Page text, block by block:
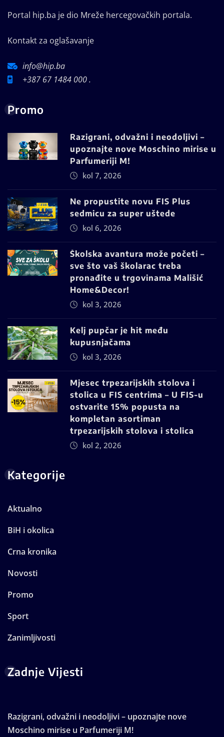
Portal hip.ba je dio Mreže hercegovačkih portala.
Kontakt za oglašavanje
info@hip.ba
+387 67 1484 000 .
Promo
Razigrani, odvažni i neodoljivi –
upoznajte nove Moschino mirise u
Parfumeriji M!
kol 7, 2026
Ne propustite novu FIS Plus
sedmicu za super uštede
kol 6, 2026
Školska avantura može početi –
sve što vaš školarac treba
pronađite u trgovinama Mališić
Home&Decor!
kol 3, 2026
Kelj pupčar je hit među
kupusnjačama
kol 3, 2026
Mjesec trpezarijskih stolova i
stolica u FIS centrima – U FIS-u
ostvarite 15% popusta na
kompletan asortiman
trpezarijskih stolova i stolica
kol 2, 2026
Kategorije
Aktualno
BiH i okolica
Crna kronika
Novosti
Promo
Sport
Zanimljivosti
Zadnje Vijesti
Razigrani, odvažni i neodoljivi – upoznajte nove
Moschino mirise u Parfumeriji M!